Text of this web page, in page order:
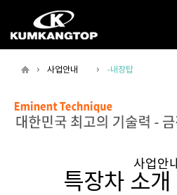
사업안내 -내장탑
사업안
특장차 소